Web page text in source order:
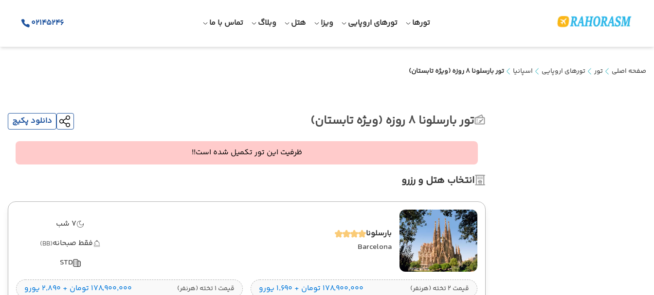
تورها تورهای اروپایی ویزا هتل وبلاگ تماس با ما 02145246
صفحه اصلی تور تورهای اروپایی اسپانیا تور بارسلونا 8 روزه (ویژه تابستان)
تور بارسلونا 8 روزه (ویژه تابستان) دانلود پکیج
ظرفیت این تور تکمیل شده است!!
انتخاب هتل و رزرو
بارسلونا
Barcelona
7 شب
فقط صبحانه(BB)
STD
قیمت 2 تخته (هرنفر) ۱۷۸٬۹۰۰٬۰۰۰ تومان + ۱٬۶۹۰ یورو قیمت 1 تخته (هرنفر) ۱۷۸٬۹۰۰٬۰۰۰ تومان + ۲٬۸۹۰ یورو